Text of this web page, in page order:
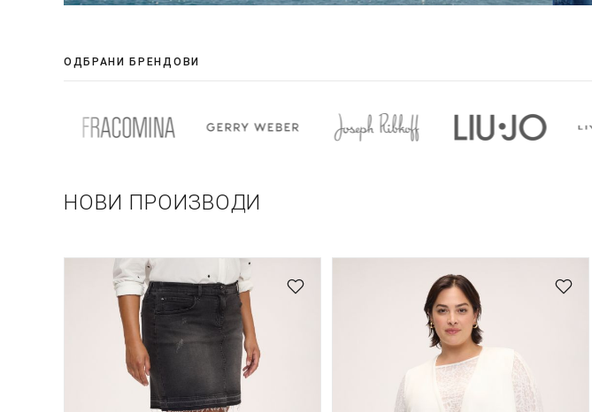
ОДБРАНИ БРЕНДОВИ
НОВИ ПРОИЗВОДИ